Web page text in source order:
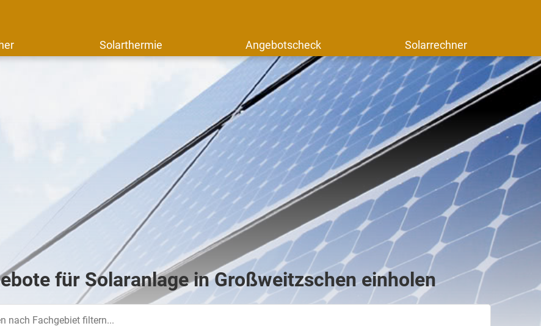
Solarthermie Angebotscheck Solarrechner
für Solaranlage in Großweitzschen einholen